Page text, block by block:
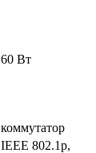
60 Вт
коммутатор
IEEE 802.1p,